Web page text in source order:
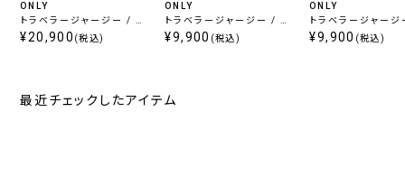
ONLY
トラベラージャージー / セ
ットアップジャケット グレー
¥20,900 (税込)
ONLY
トラベラージャージー / セ
ットアップパンツ ブルー柄
¥9,900 (税込)
ONLY
トラベラージャー
ットアップパンツ グ
¥9,900 (税込)
最近チェックしたアイテム